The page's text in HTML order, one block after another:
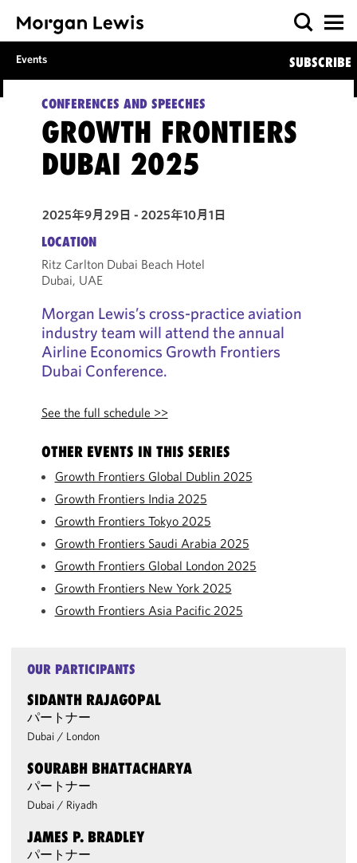
Events SUBSCRIBE
CONFERENCES AND SPEECHES
GROWTH FRONTIERS
DUBAI 2025
2025年9月29日 - 2025年10月1日
LOCATION
Ritz Carlton Dubai Beach Hotel
Dubai, UAE
Morgan Lewis’s cross-practice aviation
industry team will attend the annual
Airline Economics Growth Frontiers
Dubai Conference.
See the full schedule >>
OTHER EVENTS IN THIS SERIES
Growth Frontiers Global Dublin 2025
Growth Frontiers India 2025
Growth Frontiers Tokyo 2025
Growth Frontiers Saudi Arabia 2025
Growth Frontiers Global London 2025
Growth Frontiers New York 2025
Growth Frontiers Asia Pacific 2025
OUR PARTICIPANTS
SIDANTH RAJAGOPAL
パートナー
Dubai / London
SOURABH BHATTACHARYA
パートナー
Dubai / Riyadh
JAMES P. BRADLEY
パートナー